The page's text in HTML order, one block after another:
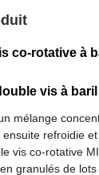
co-rotative à
vis à
mélange
refroidie
vis co-rotative
granulés de